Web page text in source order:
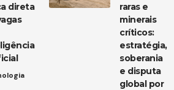
direta
raras e
minerais
críticos:
estratégia,
soberania
e disputa
global por